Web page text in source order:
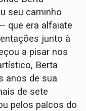
seu caminho
que era alfaiate
junto à
a pisar nos
Berta
anos de sua
de sete
pelos palcos do